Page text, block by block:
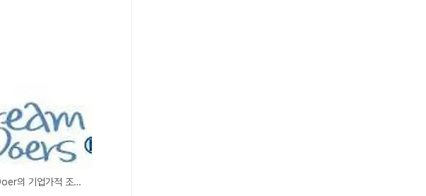
[조직] Doer의 기업가적 조직 운영 철학